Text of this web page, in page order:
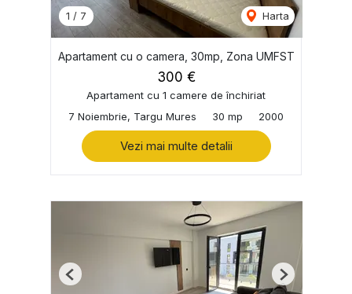
1 / 7 Harta
Apartament cu o camera, 30mp, Zona UMFST
300 €
Apartament cu 1 camere de închiriat
7 Noiembrie, Targu Mures
30 mp 2000
Vezi mai multe detalii
Previous Next